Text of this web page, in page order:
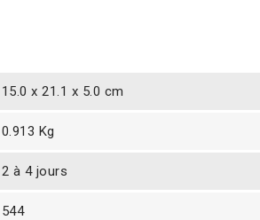
15.0 x 21.1 x 5.0 cm
0.913 Kg
2 à 4 jours
544